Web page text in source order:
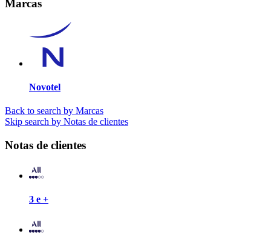
Marcas
Novotel
Back to search by Marcas
Skip search by Notas de clientes
Notas de clientes
3 e +